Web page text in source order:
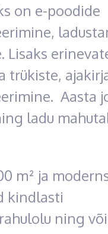
on e-poodide
Lisaks
trükiste,
Aasta
ladu
m² ja
kindlasti
ning